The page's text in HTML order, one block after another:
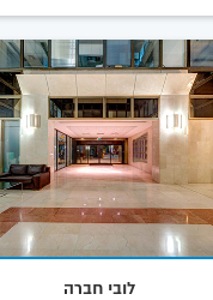
לובי חברה